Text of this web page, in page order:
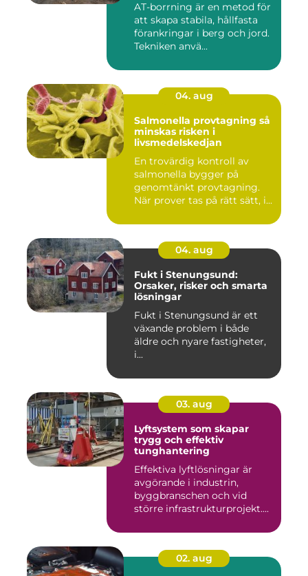
AT-borrning är en metod för
att skapa stabila, hållfasta
förankringar i berg och jord.
Tekniken anvä...
04. aug
Salmonella provtagning så
minskas risken i
livsmedelskedjan
En trovärdig kontroll av
salmonella bygger på
genomtänkt provtagning.
När prover tas på rätt sätt, i...
04. aug
Fukt i Stenungsund:
Orsaker, risker och smarta
lösningar
Fukt i Stenungsund är ett
växande problem i både
äldre och nyare fastigheter,
i...
03. aug
Lyftsystem som skapar
trygg och effektiv
tunghantering
Effektiva lyftlösningar är
avgörande i industrin,
byggbranschen och vid
större infrastrukturprojekt....
02. aug